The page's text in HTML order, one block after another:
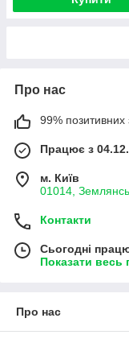
Про нас
99% позитивних
Працює з
м. Київ
01014,
Контакти
Сьогодні
Показати весь
Про нас